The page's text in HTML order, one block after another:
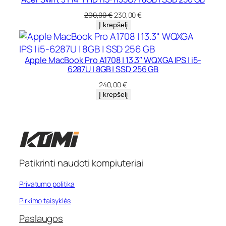
290,00€Original
price
was:
290,00 €.
230,00€Current
is:
230,00 €.
Į krepšelį
Apple MacBook Pro A1708 | 13.3″ WQXGA IPS | i5-
6287U | 8GB | SSD 256 GB
240,00€
Į krepšelį
Patikrinti naudoti kompiuteriai
Privatumo politika
Pirkimo taisyklės
Paslaugos